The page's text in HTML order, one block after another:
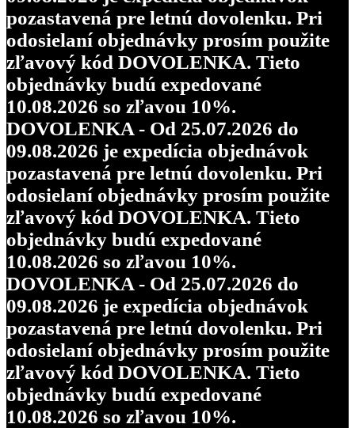
pozastavená pre letnú dovolenku. Pri
odosielaní objednávky prosím použite
zľavový kód DOVOLENKA. Tieto
objednávky budú expedované
10.08.2026 so zľavou 10%.
DOVOLENKA - Od 25.07.2026 do
09.08.2026 je expedícia objednávok
pozastavená pre letnú dovolenku. Pri
odosielaní objednávky prosím použite
zľavový kód DOVOLENKA. Tieto
objednávky budú expedované
10.08.2026 so zľavou 10%.
DOVOLENKA - Od 25.07.2026 do
09.08.2026 je expedícia objednávok
pozastavená pre letnú dovolenku. Pri
odosielaní objednávky prosím použite
zľavový kód DOVOLENKA. Tieto
objednávky budú expedované
10.08.2026 so zľavou 10%.